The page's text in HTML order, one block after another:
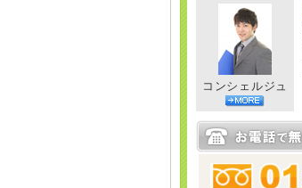
コンシェルジュ